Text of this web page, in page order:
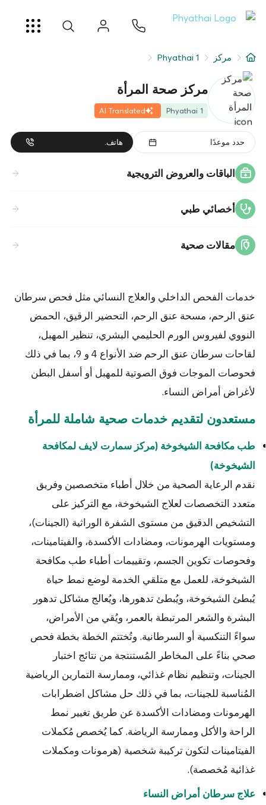
شرط
عن
فرع المستشفى
مركز Phyathai 1
مركز صحة المرأة
Phyathai 1
AI Translated
حدد موعدًا هاتف.
الباقات والعروض الترويجية
أخصائي طبي
مقالات صحية
خدمات الفحص الداخلي والعلاج النسائي مثل فحص سرطان
عنق الرحم، مسحة عنق الرحم، التحضير الرقيق، الحمض
النووي لفيروس الورم الحليمي البشري، تنظير المهبل،
لقاحات سرطان عنق الرحم ضد الأنواع 4 و 9، بما في ذلك
فحوصات الموجات فوق الصوتية للمهبل أو أسفل البطن
لأغراض أمراض النساء.
مستعدون لتقديم خدمات صحية شاملة للمرأة
طب مكافحة الشيخوخة (مركز سمارت لايف لمكافحة
الشيخوخة)
نقدم الرعاية الصحية من خلال أطباء متخصصين وفريق
متعدد التخصصات لعلاج الشيخوخة، مع التركيز على
التشخيص الدقيق من مستوى الشفرة الوراثية (الجينات)،
ومستويات الهرمونات، ومضادات الأكسدة، والفيتامينات،
وفحوصات تكوين الجسم، وتقييمات أطباء طب مكافحة
الشيخوخة، للعمل مع متلقي الخدمة لوضع نمط حياة
يُبطئ الشيخوخة، ويُبطئ تدهورها، ويُعالج مشاكل تدهور
البشرة والشعر المرتبطة بالعمر، ويُقي من الأمراض،
سواءً التنكسية أو السرطانية. وتُختتم الخطة بخطة فحص
صحي بناءً على المخاطر المُستنتجة من نتائج اختبار
الجينات، وتنظيم نظام غذائي، وممارسة التمارين الرياضية
المُناسبة للجينات، بما في ذلك حل مشاكل اضطرابات
الهرمونات ومضادات الأكسدة عن طريق تغيير نمط
الراحة والأكل وممارسة الرياضة. كما يُخصص مُكملات
الفيتامينات لتكون تركيبة شخصية (هرمونات ومكملات
غذائية مُخصصة).
علاج سرطان أمراض النساء